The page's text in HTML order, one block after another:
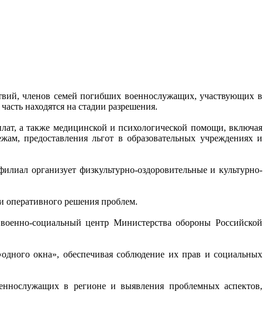
членов семей погибших военнослужащих, участвующих в
находятся на стадии разрешения.
а также медицинской и психологической помощи, включая
предоставления льгот в образовательных учреждениях и
организует физкультурно-оздоровительные и культурно-
решения проблем.
социальный центр Министерства обороны Российской
окна», обеспечивая соблюдение их прав и социальных
в регионе и выявления проблемных аспектов,